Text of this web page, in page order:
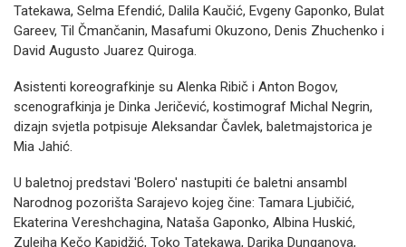
Tatekawa, Selma Efendić, Dalila Kaučić, Evgeny Gaponko, Bulat
Gareev, Til Čmančanin, Masafumi Okuzono, Denis Zhuchenko i
David Augusto Juarez Quiroga.
Asistenti koreografkinje su Alenka Ribič i Anton Bogov,
scenografkinja je Dinka Jeričević, kostimograf Michal Negrin,
dizajn svjetla potpisuje Aleksandar Čavlek, baletmajstorica je
Mia Jahić.
U baletnoj predstavi 'Bolero' nastupiti će baletni ansambl
Narodnog pozorišta Sarajevo kojeg čine: Tamara Ljubičić,
Ekaterina Vereshchagina, Nataša Gaponko, Albina Huskić,
Zulejha Kečo Kapidžić, Toko Tatekawa, Darika Dunganova,